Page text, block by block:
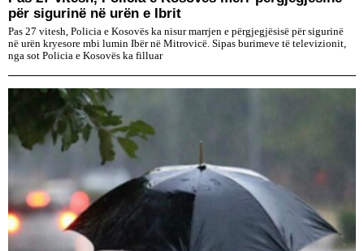
për sigurinë në urën e Ibrit
Pas 27 vitesh, Policia e Kosovës ka nisur marrjen e përgjegjësisë për sigurinë
në urën kryesore mbi lumin Ibër në Mitrovicë. Sipas burimeve të televizionit,
nga sot Policia e Kosovës ka filluar